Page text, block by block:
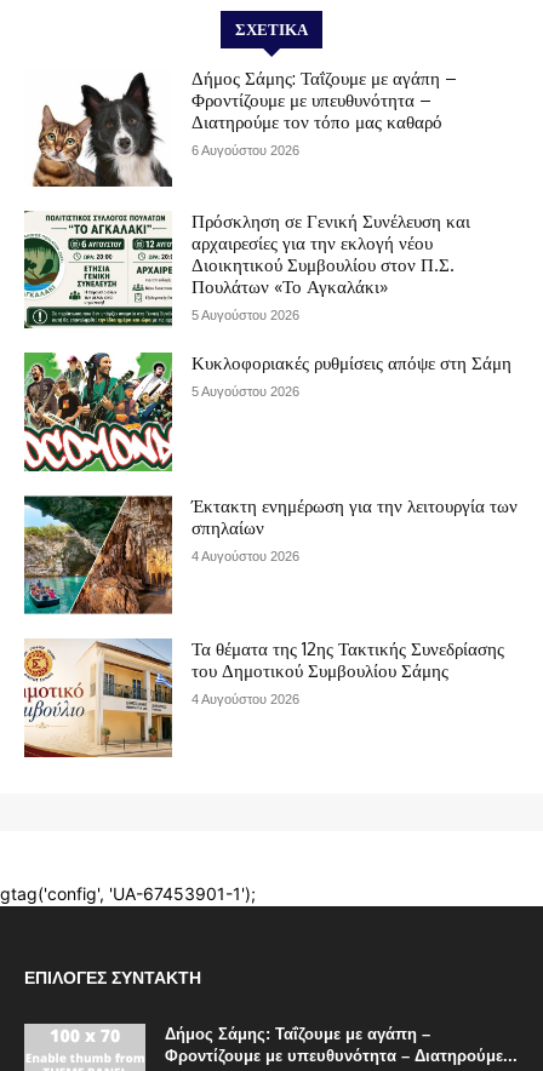
ΕΠΙΛΟΓΈΣ ΣΥΝΤΆΚΤΗ
Δήμος Σάμης: Ταΐζουμε με αγάπη –
Φροντίζουμε με υπευθυνότητα – Διατηρούμε...